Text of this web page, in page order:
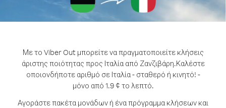
Με το Viber Out μπορείτε να πραγματοποιείτε κλήσεις
άριστης ποιότητας προς Ιταλία από Ζανζιβάρη.Καλέστε
οποιονδήποτε αριθμό σε Ιταλία - σταθερό ή κινητό! -
μόνο από 1.9 ¢ το λεπτό.
Αγοράστε πακέτα μονάδων ή ένα πρόγραμμα κλήσεων και